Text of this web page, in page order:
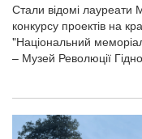
Стали відомі лауреати
конкурсу проектів на
"Національний
– Музей Революції